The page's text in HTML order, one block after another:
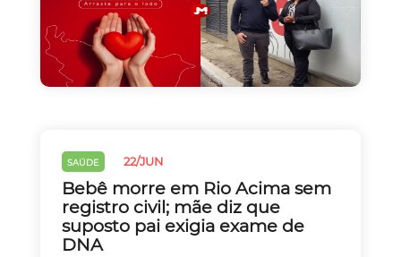
SAÚDE 22/JUN
Bebê morre em Rio Acima sem
registro civil; mãe diz que
suposto pai exigia exame de
DNA